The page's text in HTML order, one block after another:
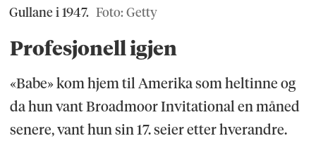
Gullane i 1947. Foto: Getty
Profesjonell igjen
«Babe» kom hjem til Amerika som heltinne og
da hun vant Broadmoor Invitational en måned
senere, vant hun sin 17. seier etter hverandre.